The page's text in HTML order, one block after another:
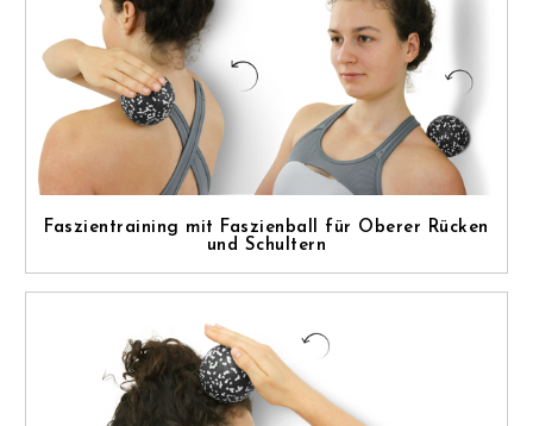
Faszientraining mit Faszienball für Oberer Rücken
und Schultern